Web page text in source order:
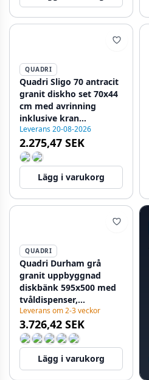
QUADRI
Quadri Sligo 70 antracit
granit diskho set 70x44
cm med avrinning
inklusive kran
1208967204
Leverans 20-08-2026
2.275,47 SEK
Lägg i varukorg
QUADRI
Quadri Durham grå
granit uppbyggnad
diskbänk 595x500 med
tvåldispenser,
skärbräda,
infällningsbar och
rullmatta 1208967378
Leverans om 2-3 veckor
3.726,42 SEK
Lägg i varukorg